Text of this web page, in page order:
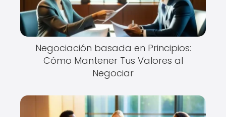
Negociación basada en Principios:
Cómo Mantener Tus Valores al
Negociar